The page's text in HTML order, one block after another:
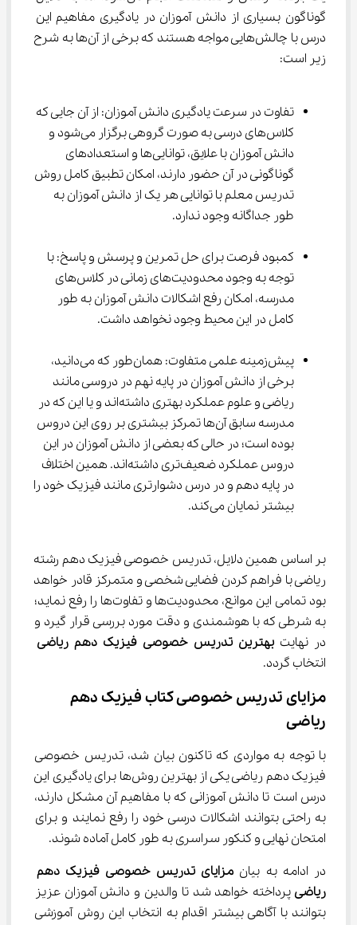
گوناگون بسیاری از دانش آموزان در یادگیری مفاهیم این
درس با چالش‌هایی مواجه هستند که برخی از آن‌ها به شرح
زیر است:
تفاوت در سرعت یادگیری دانش آموزان: از آن‌ جایی که
کلاس‌های درسی به صورت گروهی برگزار می‌شود و
دانش آموزان با علایق، توانایی‌ها و استعدادهای
گوناگونی در آن حضور دارند، امکان تطبیق کامل روش
تدریس معلم با توانایی هر یک از دانش آموزان به
طور جداگانه وجود ندارد.
کمبود فرصت برای حل تمرین و پرسش و پاسخ: با
توجه به وجود محدودیت‌های زمانی در کلاس‌های
مدرسه، امکان رفع اشکالات دانش آموزان به طور
کامل در این محیط وجود نخواهد داشت.
پیش‌زمینه علمی متفاوت: همان‌طور که می‌دانید،
برخی از دانش آموزان در پایه نهم در دروسی مانند
ریاضی و علوم عملکرد بهتری داشته‌اند و یا این که در
مدرسه سابق آن‌ها تمرکز بیشتری بر روی این دروس
بوده است؛ در حالی که بعضی از دانش آموزان در این
دروس عملکرد ضعیف‌تری داشته‌اند. همین اختلاف
در پایه دهم و در درس دشوارتری مانند فیزیک خود را
بیشتر نمایان می‌کند.
بر اساس همین دلایل، تدریس خصوصی فیزیک دهم رشته
ریاضی با فراهم کردن فضایی شخصی و متمرکز قادر خواهد
بود تمامی این موانع، محدودیت‌ها و تفاوت‌ها را رفع نماید؛
به شرطی که با هوشمندی و دقت مورد بررسی قرار گیرد و
در نهایت بهترین تدریس خصوصی فیزیک دهم ریاضی
انتخاب گردد.
مزایای تدریس خصوصی کتاب فیزیک دهم
ریاضی
با توجه به مواردی که تاکنون بیان شد، تدریس خصوصی
فیزیک دهم ریاضی یکی از بهترین روش‌ها برای یادگیری این
درس است تا دانش آموزانی که با مفاهیم آن مشکل دارند،
به راحتی بتوانند اشکالات درسی خود را رفع نمایند و برای
امتحان نهایی و کنکور سراسری به طور کامل آماده شوند.
در ادامه به بیان مزایای تدریس خصوصی فیزیک دهم
ریاضی پرداخته خواهد شد تا والدین و دانش آموزان عزیز
بتوانند با آگاهی بیشتر اقدام به انتخاب این روش آموزشی